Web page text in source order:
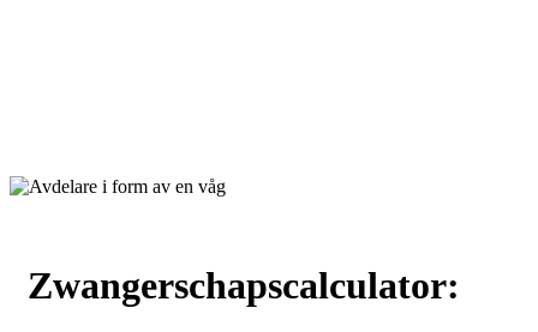
Zwangerschapscalculator: